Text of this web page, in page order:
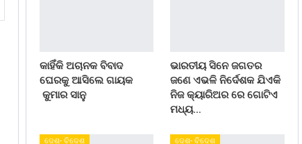
କାହିଁକି ଅଚାନକ ବିବାଦ
ଘେରକୁ ଆସିଲେ ଗାୟକ
କୁମାର ସାନୁ
ଭାରତୀୟ ସିନେ ଜଗତର
ଜଣେ ଏଭଳି ନିର୍ଦେଶକ ଯିଏକି
ନିଜ କ୍ୟାରିଅର ରେ ଗୋଟିଏ
ମଧ୍ୟ…
ଦେଶ- ବିଦେଶ ଦେଶ- ବିଦେଶ